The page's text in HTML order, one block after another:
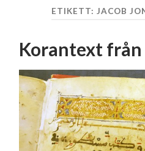
ETIKETT: JACOB
Korantext